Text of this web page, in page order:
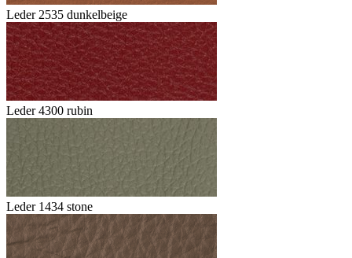
Leder 2535 dunkelbeige
Leder 4300 rubin
Leder 1434 stone